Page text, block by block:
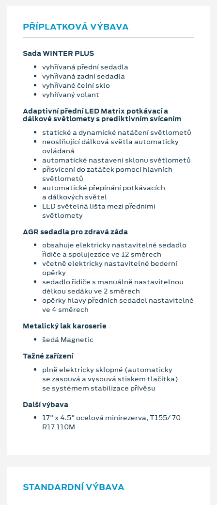
PŘÍPLATKOVÁ VÝBAVA
Sada WINTER PLUS
vyhřívaná přední sedadla
vyhřívaná zadní sedadla
vyhřívané čelní sklo
vyhřívaný volant
Adaptivní přední LED Matrix potkávací a
dálkové světlomety s prediktivním svícením
statické a dynamické natáčení světlometů
neoslňující dálková světla automaticky
ovládaná
automatické nastavení sklonu světlometů
přisvícení do zatáček pomocí hlavních
světlometů
automatické přepínání potkávacích
a dálkových světel
LED světelná lišta mezi předními
světlomety
AGR sedadla pro zdravá záda
obsahuje elektricky nastavitelné sedadlo
řidiče a spolujezdce ve 12 směrech
včetně elektricky nastavitelné bederní
opěrky
sedadlo řidiče s manuálně nastavitelnou
délkou sedáku ve 2 směrech
opěrky hlavy předních sedadel nastavitelné
ve 4 směrech
Metalický lak karoserie
šedá Magnetic
Tažné zařízení
plně elektricky sklopné (automaticky
se zasouvá a vysouvá stiskem tlačítka)
se systémem stabilizace přívěsu
Další výbava
17" x 4.5" ocelová minirezerva, T155/ 70
R17 110M
STANDARDNÍ VÝBAVA